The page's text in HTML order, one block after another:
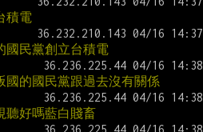
積電
國民黨創立台積電
國的國民黨跟過去沒有關係
聽好嗎藍白賤畜